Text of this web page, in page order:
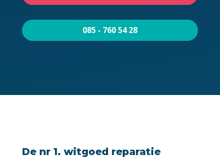
085 - 760 54 28
De nr 1. witgoed reparatie